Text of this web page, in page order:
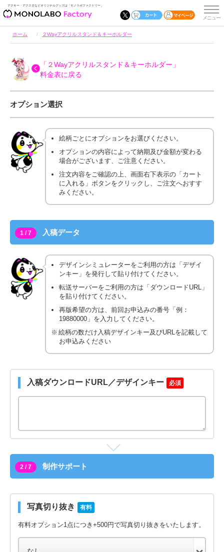
アクキー・アクスタなどオリジナルグッズは「モノラボファクトリー」
ホーム ２Wayアクリルスタンド＆キーホルダー
「２Wayアクリルスタンド＆キーホルダー」
料金表に戻る
オプション選択
絵柄ごとにオプションをお選びください。
オプションの内容によって納期及び金額が変わる
場合がございます、ご注意ください。
注文内容をご確認の上、画面右下表示の「カート
に入れる」ボタンをクリックし、ご注文へおすす
みください。
1 / 7 入稿データ
デザインシミュレーターをご利用の方は「デザイ
ンキー」を発行して貼り付けてください。
転送サーバーをご利用の方は「ダウンロードURL」
を貼り付けてください。
再版希望の方は、前回お申込みの番号「例：
19880000」を入力してください。
絵柄の数だけ入稿デザインキー及びURLを記載して
お申込みください
入稿ダウンロードURL／デザインキー 必須
2 / 7 制作サポート
写真切り抜き 有料
有料オプション1点につき+500円で写真切り抜きをいたします。